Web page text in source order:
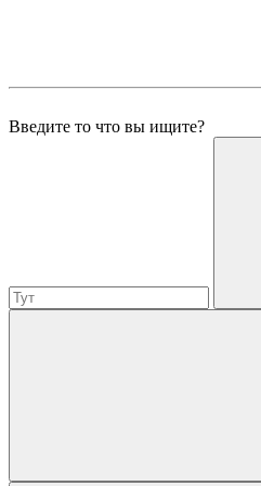
Введите то что вы ищите?